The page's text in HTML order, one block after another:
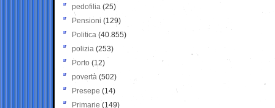
pedofilia (25)
Pensioni (129)
Politica (40.855)
polizia (253)
Porto (12)
povertà (502)
Presepe (14)
Primarie (149)